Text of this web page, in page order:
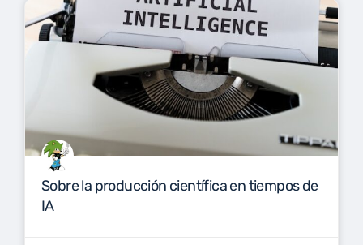
Sobre la producción científica en tiempos de
IA